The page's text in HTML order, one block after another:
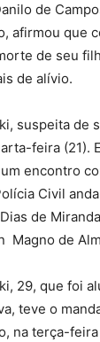
de
afirmou que
de seu
de alívio.
suspeita de
feira (21).
encontro
Civil
de
Magno de
29, que foi
teve o
na terça-